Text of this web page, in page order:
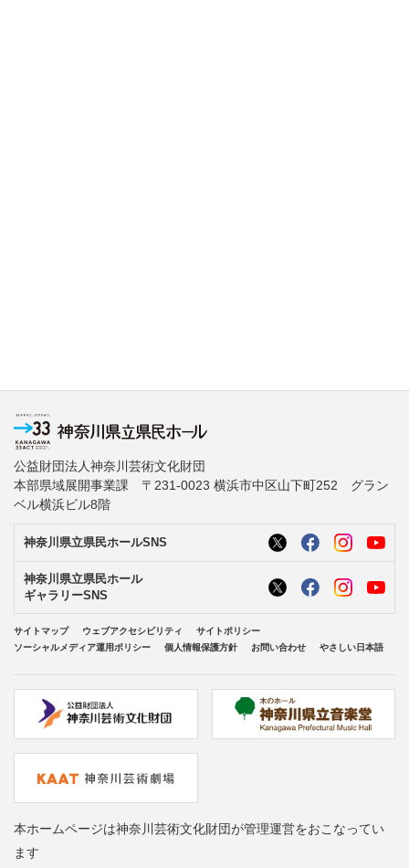
公益財団法人神奈川芸術文化財団
本部県域展開事業課 〒231-0023 横浜市中区山下町252 グラン
ベル横浜ビル8階
神奈川県立県民ホールSNS
神奈川県立県民ホール
ギャラリーSNS
サイトマップ ウェブアクセシビリティ
サイトポリシー
ソーシャルメディア運用ポリシー
個人情報保護方針 お問い合わせ やさしい日本語
本ホームページは神奈川芸術文化財団が管理運営をおこなってい
ます